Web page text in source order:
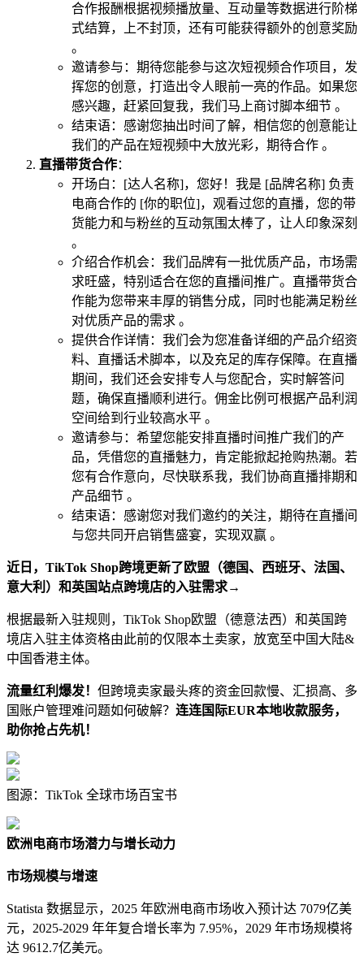
合作报酬根据视频播放量、互动量等数据进行阶梯
式结算，上不封顶，还有可能获得额外的创意奖励
。
邀请参与：期待您能参与这次短视频合作项目，发
挥您的创意，打造出令人眼前一亮的作品。如果您
感兴趣，赶紧回复我，我们马上商讨脚本细节 。
结束语：感谢您抽出时间了解，相信您的创意能让
我们的产品在短视频中大放光彩，期待合作 。
直播带货合作：
开场白：[达人名称]，您好！我是 [品牌名称] 负责
电商合作的 [你的职位]，观看过您的直播，您的带
货能力和与粉丝的互动氛围太棒了，让人印象深刻
。
介绍合作机会：我们品牌有一批优质产品，市场需
求旺盛，特别适合在您的直播间推广。直播带货合
作能为您带来丰厚的销售分成，同时也能满足粉丝
对优质产品的需求 。
提供合作详情：我们会为您准备详细的产品介绍资
料、直播话术脚本，以及充足的库存保障。在直播
期间，我们还会安排专人与您配合，实时解答问
题，确保直播顺利进行。佣金比例可根据产品利润
空间给到行业较高水平 。
邀请参与：希望您能安排直播时间推广我们的产
品，凭借您的直播魅力，肯定能掀起抢购热潮。若
您有合作意向，尽快联系我，我们协商直播排期和
产品细节 。
结束语：感谢您对我们邀约的关注，期待在直播间
与您共同开启销售盛宴，实现双赢 。
近日，TikTok Shop跨境更新了欧盟（德国、西班牙、法国、
意大利）和英国站点跨境店的入驻需求→
根据最新入驻规则，TikTok Shop欧盟（德意法西）和英国跨
境店入驻主体资格由此前的仅限本土卖家，放宽至中国大陆&
中国香港主体。
流量红利爆发！ 但跨境卖家最头疼的资金回款慢、汇损高、多
国账户管理难问题如何破解？ 连连国际EUR本地收款服务，
助你抢占先机！
图源：TikTok 全球市场百宝书
欧洲电商市场潜力与增长动力
市场规模与增速
Statista 数据显示，2025 年欧洲电商市场收入预计达 7079亿美
元，2025-2029 年年复合增长率为 7.95%，2029 年市场规模将
达 9612.7亿美元。